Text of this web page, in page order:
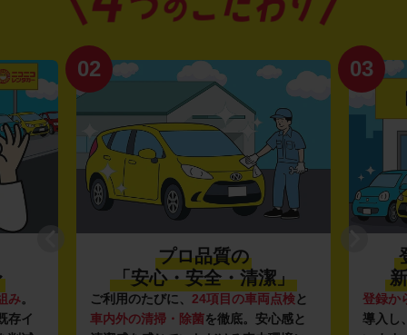
み。
存イ
02
プロ品質の
「安心・安全・清潔」
ご利用のたびに、 24項目の車両点検と
車内外の清掃・除菌を徹底。安心感と
03
登録か
導入し